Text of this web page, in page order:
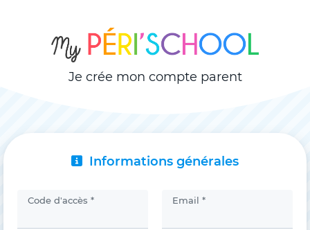
Je crée mon compte parent
Informations générales
Code d'accès * Email *